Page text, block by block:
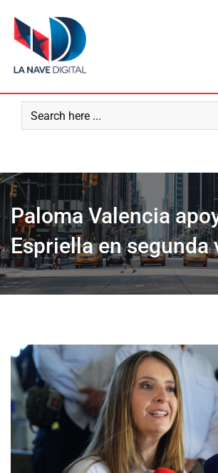
content
Paloma Valencia
Espriella en segunda